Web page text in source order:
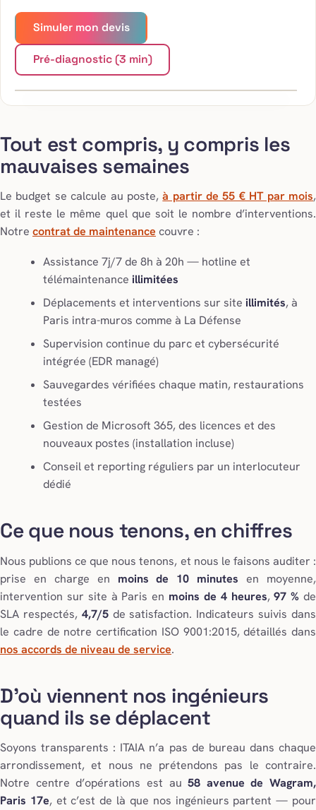
Simuler mon devis
Pré-diagnostic (3 min)
réseau
Tout est compris, y compris les
mauvaises semaines
Le budget se calcule au poste,à partir de 55 € HT par mois,
et il reste le même quel que soit le nombre d’interventions.
Notre contrat de maintenance couvre :
Assistance 7j/7 de 8h à 20h — hotline et
télémaintenance illimitées
Déplacements et interventions sur site illimités, à
Paris intra-muros comme à La Défense
Supervision continue du parc et cybersécurité
intégrée (EDR managé)
Sauvegardes vérifiées chaque matin, restaurations
testées
Gestion de Microsoft 365, des licences et des
nouveaux postes (installation incluse)
Conseil et reporting réguliers par un interlocuteur
dédié
Ce que nous tenons, en chiffres
Nous publions ce que nous tenons, et nous le faisons auditer :
prise en charge en moins de 10 minutes en moyenne,
intervention sur site à Paris en moins de 4 heures,97 % de
SLA respectés, 4,7/5de satisfaction. Indicateurs suivis dans
le cadre de notre certification ISO 9001:2015, détaillés dans
nos accords de niveau de service.
D’où viennent nos ingénieurs
quand ils se déplacent
Soyons transparents : ITAIA n’a pas de bureau dans chaque
arrondissement, et nous ne prétendons pas le contraire.
Notre centre d’opérations est au58 avenue de Wagram,
Paris 17e, et c’est de là que nos ingénieurs partent — pour